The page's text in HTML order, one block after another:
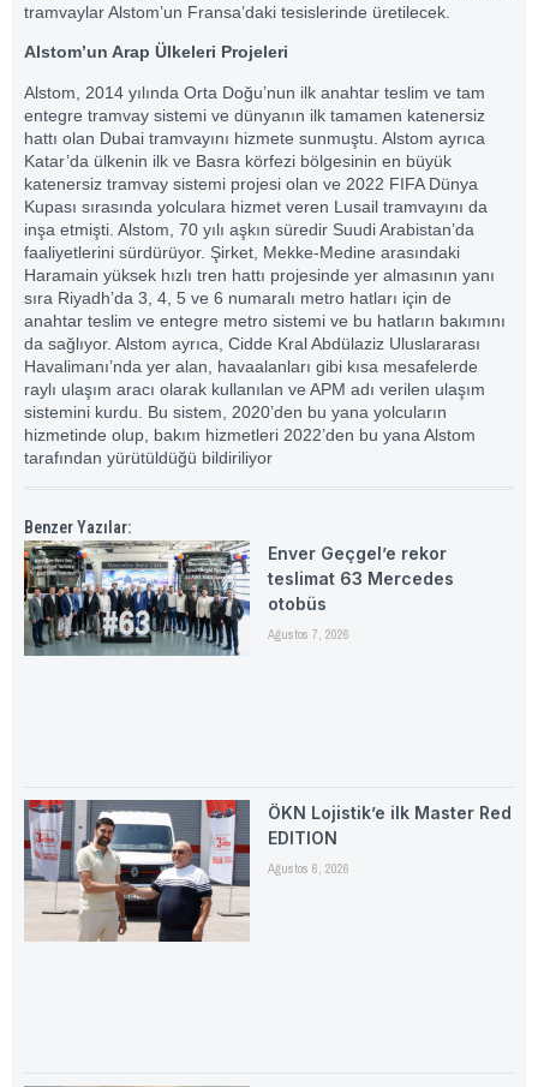
tramvaylar Alstom’un Fransa’daki tesislerinde üretilecek.
Alstom’un Arap Ülkeleri Projeleri
Alstom, 2014 yılında Orta Doğu’nun ilk anahtar teslim ve tam
entegre tramvay sistemi ve dünyanın ilk tamamen katenersiz
hattı olan Dubai tramvayını hizmete sunmuştu. Alstom ayrıca
Katar’da ülkenin ilk ve Basra körfezi bölgesinin en büyük
katenersiz tramvay sistemi projesi olan ve 2022 FIFA Dünya
Kupası sırasında yolculara hizmet veren Lusail tramvayını da
inşa etmişti. Alstom, 70 yılı aşkın süredir Suudi Arabistan’da
faaliyetlerini sürdürüyor. Şirket, Mekke-Medine arasındaki
Haramain yüksek hızlı tren hattı projesinde yer almasının yanı
sıra Riyadh’da 3, 4, 5 ve 6 numaralı metro hatları için de
anahtar teslim ve entegre metro sistemi ve bu hatların bakımını
da sağlıyor. Alstom ayrıca, Cidde Kral Abdülaziz Uluslararası
Havalimanı’nda yer alan, havaalanları gibi kısa mesafelerde
raylı ulaşım aracı olarak kullanılan ve APM adı verilen ulaşım
sistemini kurdu. Bu sistem, 2020’den bu yana yolcuların
hizmetinde olup, bakım hizmetleri 2022’den bu yana Alstom
tarafından yürütüldüğü bildiriliyor
Benzer Yazılar:
Enver Geçgel’e rekor
teslimat 63 Mercedes
otobüs
Ağustos 7, 2026
ÖKN Lojistik’e ilk Master Red
EDITION
Ağustos 6, 2026